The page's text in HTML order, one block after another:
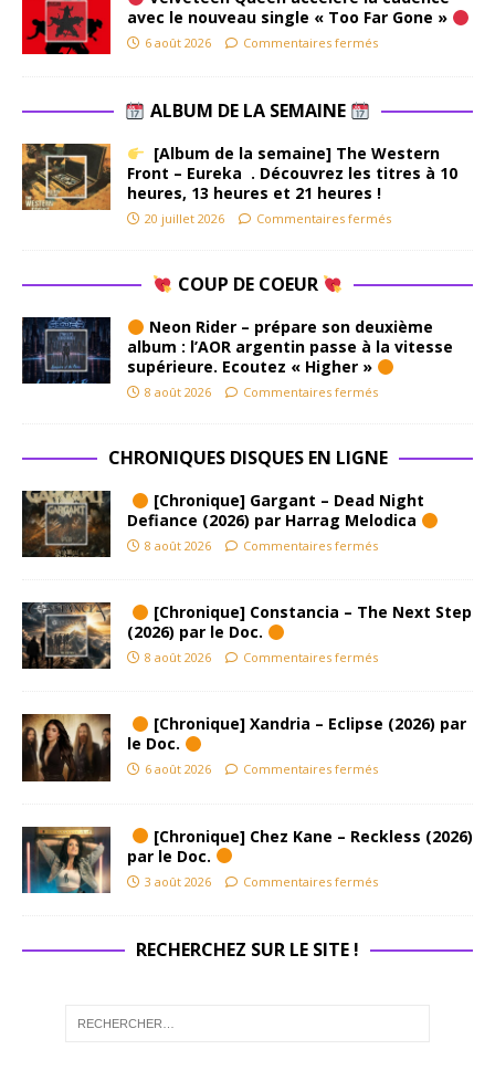
avec le nouveau single « Too Far Gone »
6 août 2026 Commentaires fermés
ALBUM DE LA SEMAINE
[Album de la semaine] The Western
Front – Eureka . Découvrez les titres à 10
heures, 13 heures et 21 heures !
20 juillet 2026 Commentaires fermés
COUP DE COEUR
Neon Rider – prépare son deuxième
album : l’AOR argentin passe à la vitesse
supérieure. Ecoutez « Higher »
8 août 2026 Commentaires fermés
CHRONIQUES DISQUES EN LIGNE
[Chronique] Gargant – Dead Night
Defiance (2026) par Harrag Melodica
8 août 2026 Commentaires fermés
[Chronique] Constancia – The Next Step
(2026) par le Doc.
8 août 2026 Commentaires fermés
[Chronique] Xandria – Eclipse (2026) par
le Doc.
6 août 2026 Commentaires fermés
[Chronique] Chez Kane – Reckless (2026)
par le Doc.
3 août 2026 Commentaires fermés
RECHERCHEZ SUR LE SITE !